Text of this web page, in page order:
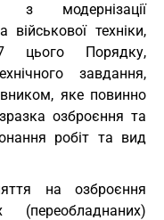
модернізації
техніки,
цього Порядку,
завдання,
яке повинно
озброєння та
робіт та вид
на озброєння
(переобладнаних)